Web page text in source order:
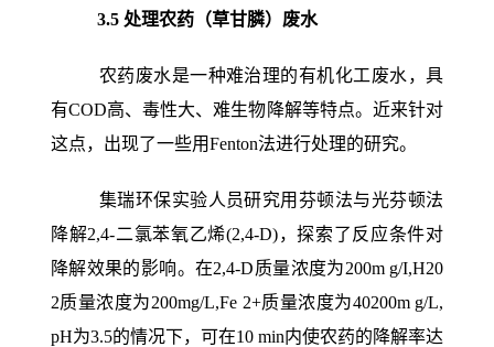
3.5 处理农药（草甘膦）废水
农药废水是一种难治理的有机化工废水，具
有COD高、毒性大、难生物降解等特点。近来针对
这点，出现了一些用Fenton法进行处理的研究。
集瑞环保实验人员研究用芬顿法与光芬顿法
降解2,4-二氯苯氧乙烯(2,4-D)，探索了反应条件对
降解效果的影响。在2,4-D质量浓度为200m g/I,H20
2质量浓度为200mg/L,Fe 2+质量浓度为40200m g/L,
pH为3.5的情况下，可在10 min内使农药的降解率达